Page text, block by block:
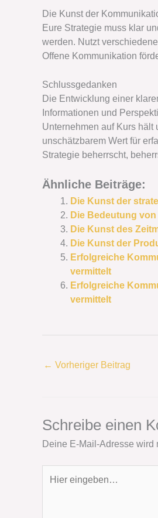
Die Kunst der
Eure Strategie muss klar
werden. Nutzt
Offene Kommunikation
Schlussgedanken
Die Entwicklung einer
Informationen und
Unternehmen auf Kurs
unschätzbarem Wert für
Strategie beherrscht,
Ähnliche Beiträge:
Die Kunst der
Die Bedeutung
Die Kunst des
Die Kunst der
Erfolgreiche
vermittelt
Erfolgreiche
vermittelt
← Vorheriger Beitrag
Schreibe einen
Deine E-Mail-Adresse wird
eingeben…